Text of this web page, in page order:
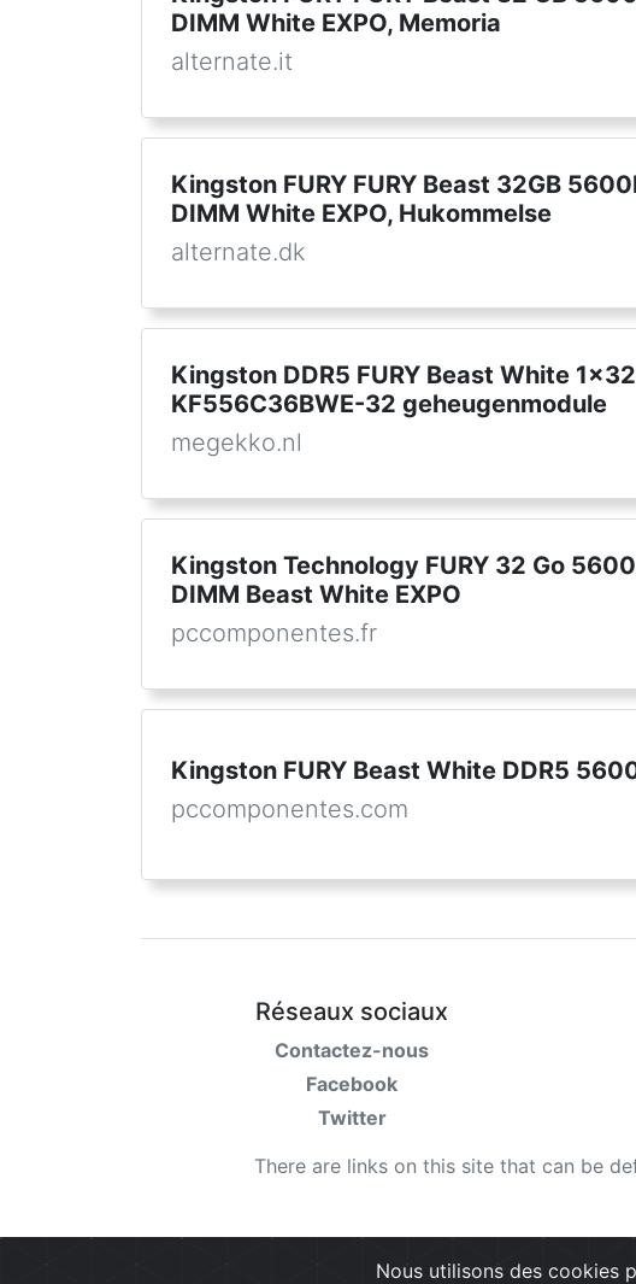
DIMM White EXPO, Memoria
alternate.it
Kingston FURY FURY Beast 32GB
DIMM White EXPO, Hukommelse
alternate.dk
Kingston DDR5 FURY Beast White
KF556C36BWE-32 geheugenmodule
megekko.nl
Kingston Technology FURY 32 Go
DIMM Beast White EXPO
pccomponentes.fr
Kingston FURY Beast White DDR5
pccomponentes.com
Réseaux sociaux
Contactez-nous
Facebook
Twitter
There are links on this site that can be
Nous utilisons des cookies